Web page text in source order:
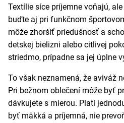
Textílie síce príjemne voňajú,
buďte aj pri funkčnom
môže zhoršiť priedušnosť a
detskej bielizni alebo citlivej
striedmo, prípadne sa jej úplne
To však neznamená, že aviváž
Pri bežnom oblečení môže byť
dávkujete s mierou. Platí
byť mäkká a príjemná, nie